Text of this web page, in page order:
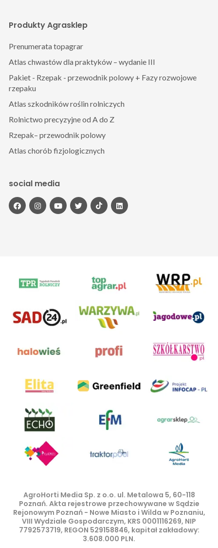
Produkty Agrasklep
Prenumerata topagrar
Atlas chwastów dla praktyków – wydanie III
Pakiet - Rzepak - przewodnik polowy + Fazy rozwojowe
rzepaku
Atlas szkodników roślin rolniczych
Rolnictwo precyzyjne od A do Z
Rzepak– przewodnik polowy
Atlas chorób fizjologicznych
social media
AgroHorti Media Sp. z o.o. ul. Metalowa 5, 60-118
Poznań. Akta rejestrowe przechowywane w Sądzie
Rejonowym Poznań - Nowe Miasto i Wilda w Poznaniu,
VIII Wydziale Gospodarczym, KRS 0001116269, NIP
7792573719, REGON 529158846, kapitał zakładowy:
3.608.000 PLN.